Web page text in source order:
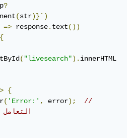
?
(str)}`)
=> response.text())
{
("livesearch").
{
('Error:', error);
//
التعامل